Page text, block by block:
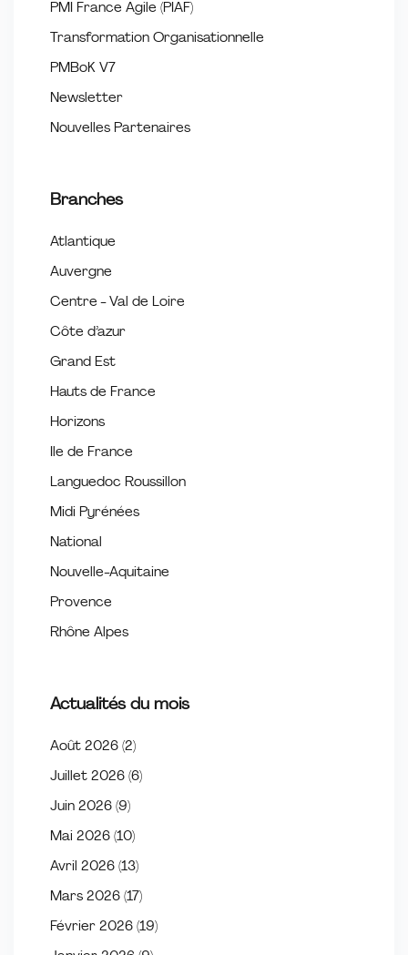
PMI France Agile (PIAF)
Transformation Organisationnelle
PMBoK V7
Newsletter
Nouvelles Partenaires
Branches
Atlantique
Auvergne
Centre - Val de Loire
Côte d’azur
Grand Est
Hauts de France
Horizons
Ile de France
Languedoc Roussillon
Midi Pyrénées
National
Nouvelle-Aquitaine
Provence
Rhône Alpes
Actualités du mois
Août 2026 (2)
Juillet 2026 (6)
Juin 2026 (9)
Mai 2026 (10)
Avril 2026 (13)
Mars 2026 (17)
Février 2026 (19)